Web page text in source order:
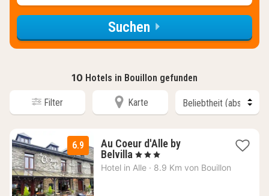
Suchen
10 Hotels in Bouillon gefunden
Filter Karte
6.9
Au Coeur d'Alle by
Belvilla 2
Nächte
, 3 Sterne
Hotel in Alle · 8.9 Km von Bouillon